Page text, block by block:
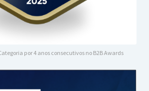
por 4 anos consecutivos no B2B Awards